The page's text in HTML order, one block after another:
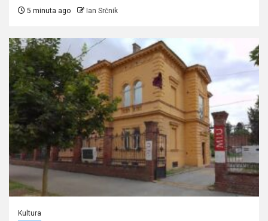
5 minuta ago Ian Srčnik
Kultura